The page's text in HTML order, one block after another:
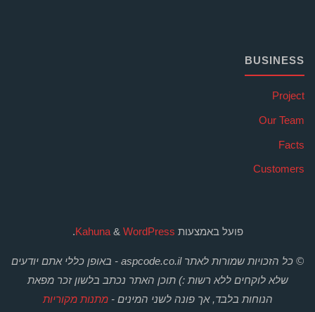
BUSINESS
Project
Our Team
Facts
Customers
פועל באמצעות & WordPress
.
© כל הזכויות שמורות לאתר aspcode.co.il - באופן כללי אתם יודעים
שלא לוקחים ללא רשות :) תוכן האתר נכתב בלשון זכר מפאת
הנוחות בלבד, אך פונה לשני המינים -מתנות מקוריות